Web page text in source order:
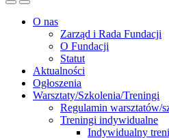
Przełącz
mobilne
Przełącz
pole
wyszukiwania
O nas
Zarząd i Rada Fundacji
O Fundacji
Statut
Aktualności
Ogłoszenia
Warsztaty/Szkolenia/Treningi
Regulamin warsztatów/
Treningi indywidualne
Indywidualny